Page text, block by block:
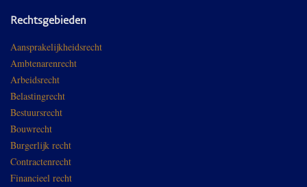
Rechtsgebieden
Aansprakelijkheidsrecht
Ambtenarenrecht
Arbeidsrecht
Belastingrecht
Bestuursrecht
Bouwrecht
Burgerlijk recht
Contractenrecht
Financieel recht